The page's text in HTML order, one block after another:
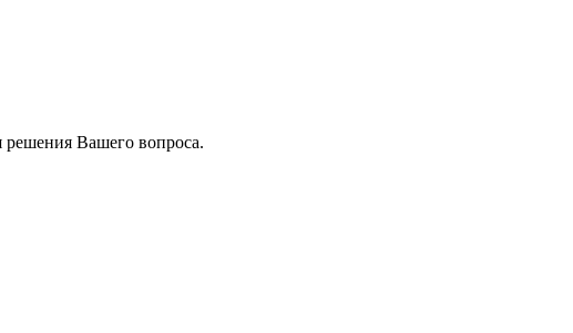
Вашего вопроса.